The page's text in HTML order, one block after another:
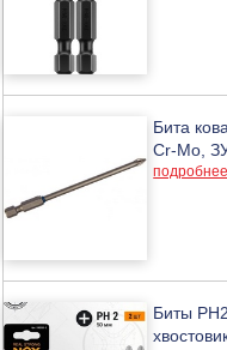
Бита
Cr-Mo,
Биты